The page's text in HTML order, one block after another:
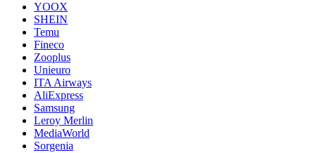
YOOX
SHEIN
Temu
Fineco
Zooplus
Unieuro
ITA Airways
AliExpress
Samsung
Leroy Merlin
MediaWorld
Sorgenia